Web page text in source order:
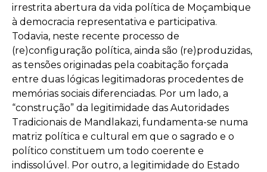
irrestrita abertura da vida política de Moçambique
à democracia representativa e participativa.
Todavia, neste recente processo de
(re)configuração política, ainda são (re)produzidas,
as tensões originadas pela coabitação forçada
entre duas lógicas legitimadoras procedentes de
memórias sociais diferenciadas. Por um lado, a
“construção” da legitimidade das Autoridades
Tradicionais de Mandlakazi, fundamenta-se numa
matriz política e cultural em que o sagrado e o
político constituem um todo coerente e
indissolúvel. Por outro, a legitimidade do Estado